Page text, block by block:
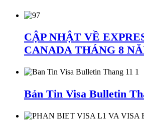
CẬP NHẬT VỀ
CANADA THÁNG 8
Bản Tin Visa Bulletin